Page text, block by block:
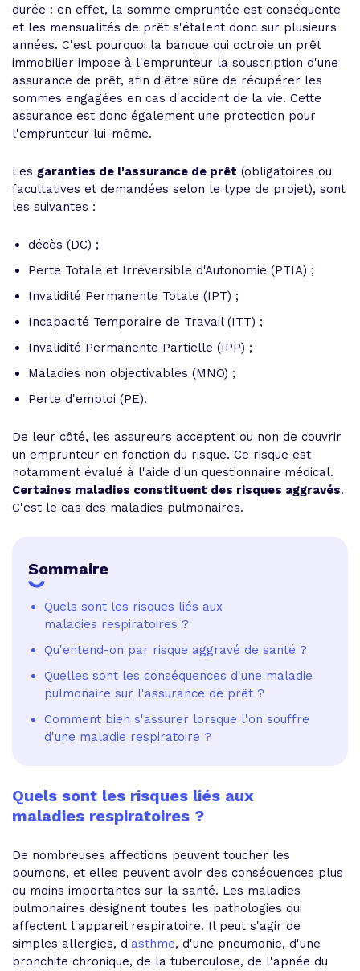
durée : en effet, la somme empruntée est conséquente
et les mensualités de prêt s'étalent donc sur plusieurs
années. C'est pourquoi la banque qui octroie un prêt
immobilier impose à l'emprunteur la souscription d'une
assurance de prêt, afin d'être sûre de récupérer les
sommes engagées en cas d'accident de la vie. Cette
assurance est donc également une protection pour
l'emprunteur lui-même.
Les garanties de l'assurance de prêt (obligatoires ou
facultatives et demandées selon le type de projet), sont
les suivantes :
décès (DC) ;
Perte Totale et Irréversible d'Autonomie (PTIA) ;
Invalidité Permanente Totale (IPT) ;
Incapacité Temporaire de Travail (ITT) ;
Invalidité Permanente Partielle (IPP) ;
Maladies non objectivables (MNO) ;
Perte d'emploi (PE).
De leur côté, les assureurs acceptent ou non de couvrir
un emprunteur en fonction du risque. Ce risque est
notamment évalué à l'aide d'un questionnaire médical.
Certaines maladies constituent des risques aggravés.
C'est le cas des maladies pulmonaires.
Sommaire
Quels sont les risques liés aux
maladies respiratoires ?
Qu'entend-on par risque aggravé de santé ?
Quelles sont les conséquences d'une maladie
pulmonaire sur l'assurance de prêt ?
Comment bien s'assurer lorsque l'on souffre
d'une maladie respiratoire ?
Quels sont les risques liés aux
maladies respiratoires ?
De nombreuses affections peuvent toucher les
poumons, et elles peuvent avoir des conséquences plus
ou moins importantes sur la santé. Les maladies
pulmonaires désignent toutes les pathologies qui
affectent l'appareil respiratoire. Il peut s'agir de
simples allergies, d'asthme, d'une pneumonie, d'une
bronchite chronique, de la tuberculose, de l'apnée du